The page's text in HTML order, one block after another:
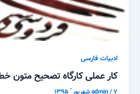
ادبیات فارسی
کار عملی کارگاه تصحیح متون
admin/۷ شهریور ّ ۱۳۹۵